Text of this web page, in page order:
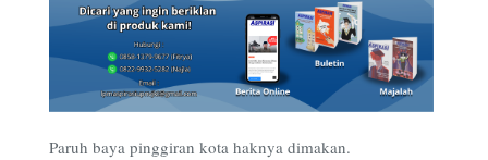
Paruh baya pinggiran kota haknya dimakan.